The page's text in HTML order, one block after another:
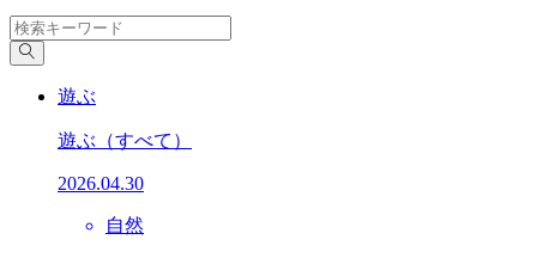
遊ぶ
遊ぶ （すべて）
2026.04.30
自然